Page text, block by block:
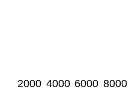
2000 4000 6000 8000